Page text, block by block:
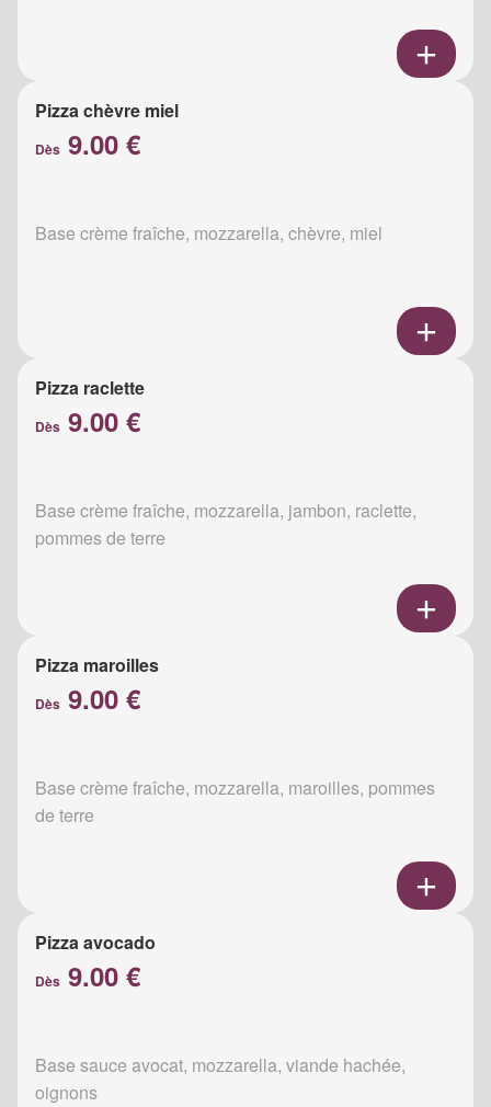
Pizza chèvre miel
Dès 9.00 €
Base crème fraîche, mozzarella, chèvre, miel
Pizza raclette
Dès 9.00 €
Base crème fraîche, mozzarella, jambon, raclette,
pommes de terre
Pizza maroilles
Dès 9.00 €
Base crème fraîche, mozzarella, maroilles, pommes
de terre
Pizza avocado
Dès 9.00 €
Base sauce avocat, mozzarella, viande hachée,
oignons